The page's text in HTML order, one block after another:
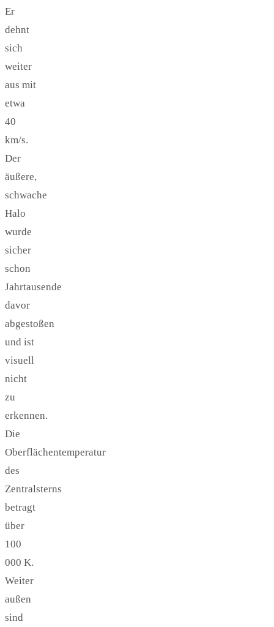
Er
dehnt
sich
weiter
aus mit
etwa
40
km/s.
Der
äußere,
schwache
Halo
wurde
sicher
schon
Jahrtausende
davor
abgestoßen
und ist
visuell
nicht
zu
erkennen.
Die
Oberflächentemperatur
des
Zentralsterns
betragt
über
100
000 K.
Weiter
außen
sind